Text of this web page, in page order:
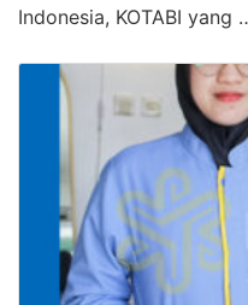
Indonesia, KOTABI yang